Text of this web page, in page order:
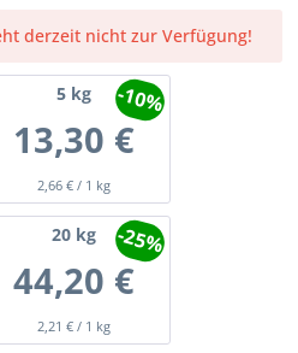
derzeit nicht zur Verfügung!
5 kg
13,30 €
2,66 € / 1 kg
-10%
20 kg
44,20 €
2,21 € / 1 kg
-25%